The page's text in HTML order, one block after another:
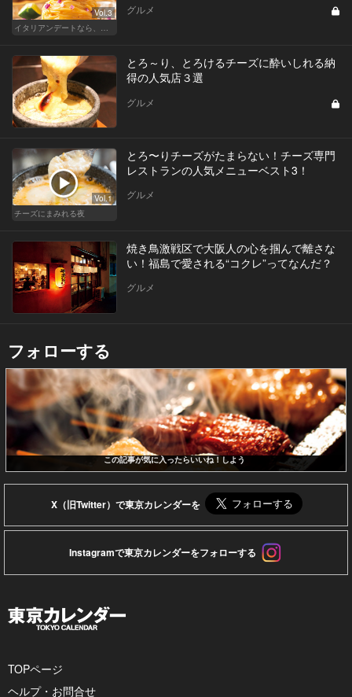
Vol.3
グルメ
とろ～り、とろけるチーズに酔いしれる納
得の人気店３選
グルメ
Vol.1
チーズにまみれる夜
とろ〜りチーズがたまらない！チーズ専門
レストランの人気メニューベスト3！
グルメ
焼き鳥激戦区で大阪人の心を掴んで離さな
い！福島で愛される“コクレ”ってなんだ？
グルメ
フォローする
この記事が気に入ったらいいね！しよう
X（旧Twitter）で東京カレンダーを
Instagramで東京カレンダーをフォローする
TOPページ
ヘルプ・お問合せ